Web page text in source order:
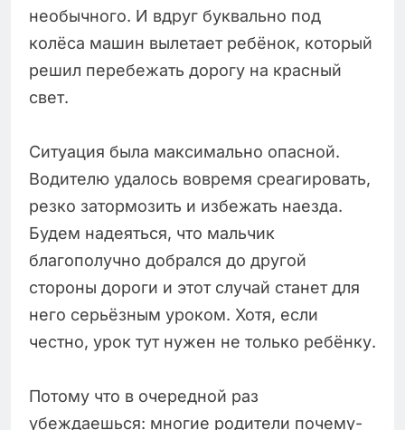
необычного. И вдруг буквально под
колёса машин вылетает ребёнок, который
решил перебежать дорогу на красный
свет.
Ситуация была максимально опасной.
Водителю удалось вовремя среагировать,
резко затормозить и избежать наезда.
Будем надеяться, что мальчик
благополучно добрался до другой
стороны дороги и этот случай станет для
него серьёзным уроком. Хотя, если
честно, урок тут нужен не только ребёнку.
Потому что в очередной раз
убеждаешься: многие родители почему-